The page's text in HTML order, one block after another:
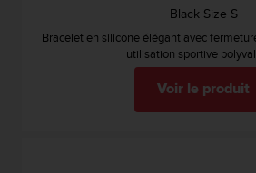
Black Size S
Bracelet en silicone élégant avec
utilisation sportive
Voir le produit